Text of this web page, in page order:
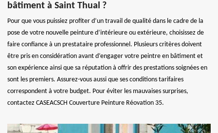
bâtiment à Saint Thual ?
Pour que vous puissiez profiter d’un travail de qualité dans le cadre de la
pose de votre nouvelle peinture d’intérieure ou extérieure, choisissez de
faire confiance à un prestataire professionnel. Plusieurs critères doivent
être pris en considération avant d’engager votre peintre en bâtiment et
son expérience ainsi que sa réputation à offrir des prestations soignées en
sont les premiers. Assurez-vous aussi que ses conditions tarifaires
correspondent à votre budget. Pour éviter les mauvaises surprises,
contactez CASEACSCH Couverture Peinture Réovation 35.